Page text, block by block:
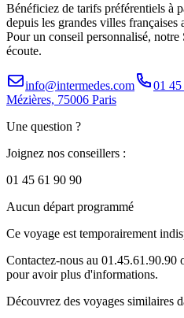
Bénéficiez de tarifs préférentiels à
depuis les grandes villes
Pour un conseil personnalisé,
écoute.
info@intermedes.com 01
Mézières, 75006 Paris
Une question ?
Joignez nos conseillers :
01 45 61 90 90
Aucun départ programmé
Ce voyage est temporairement
Contactez-nous au 01.45.61.90.90
pour avoir plus d'informations.
Découvrez des voyages similaires